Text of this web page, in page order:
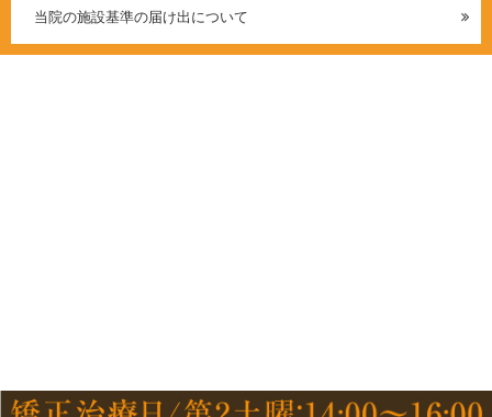
当院の施設基準の届け出について